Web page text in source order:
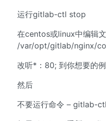
运行gitlab-ctl stop
在centos或linux中编辑
/var/opt/gitlab/nginx/
改听*：80; 到你想要的
然后
不要运行命令 – gitlab-